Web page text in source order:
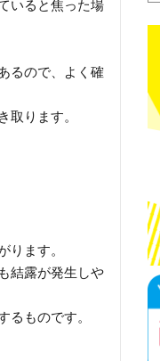
いると焦った場
るので、よく確
取ります。
ります。
結露が発生しや
るものです。